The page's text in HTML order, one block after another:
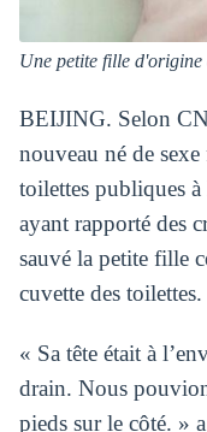
Une petite fille d'origine
BEIJING. Selon
nouveau né de
toilettes publiques
ayant rapporté des
sauvé la petite fille
cuvette des toilettes.
« Sa tête était à
drain. Nous
pieds sur le côté. »